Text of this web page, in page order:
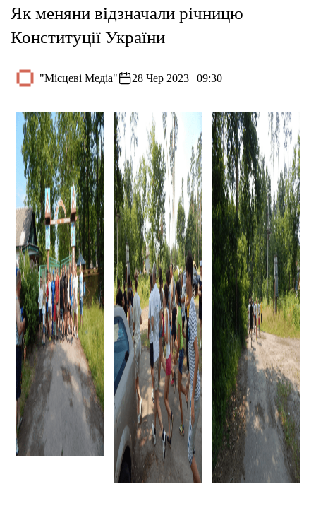
Як меняни відзначали річницю
Конституції України
"Місцеві Медіа" 28 Чер 2023 | 09:30